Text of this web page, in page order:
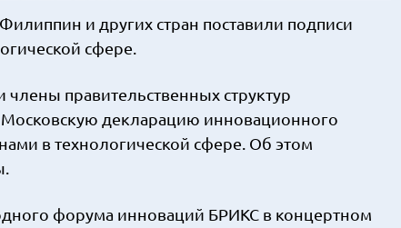
и других стран поставили подписи
сфере.
правительственных структур
декларацию инновационного
в технологической сфере. Об этом
форума инноваций БРИКС в концертном